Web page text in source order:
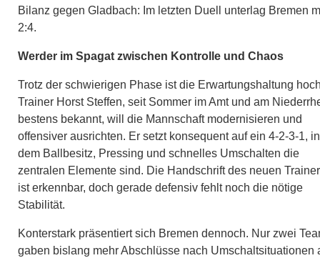
Bilanz gegen Gladbach: Im letzten Duell unterlag Bremen
2:4.
Werder im Spagat zwischen Kontrolle und Chaos
Trotz der schwierigen Phase ist die Erwartungshaltung
Trainer Horst Steffen, seit Sommer im Amt und am
bestens bekannt, will die Mannschaft modernisieren und
offensiver ausrichten. Er setzt konsequent auf ein 4-2-3-1, in
dem Ballbesitz, Pressing und schnelles Umschalten die
zentralen Elemente sind. Die Handschrift des neuen
ist erkennbar, doch gerade defensiv fehlt noch die nötige
Stabilität.
Konterstark präsentiert sich Bremen dennoch. Nur zwei
gaben bislang mehr Abschlüsse nach Umschaltsituationen